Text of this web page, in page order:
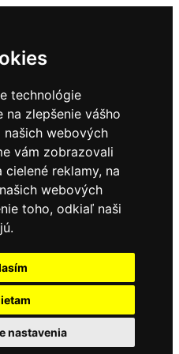
technológie
na zlepšenie vášho
webových
vám zobrazovali
reklamy, na
webových
toho, odkiaľ naši
nastavenia